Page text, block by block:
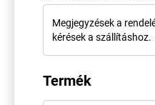
Termék